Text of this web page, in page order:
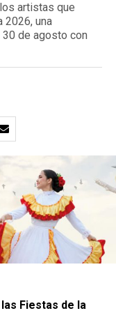
artistas que
2026, una
de agosto con
Fiestas de la